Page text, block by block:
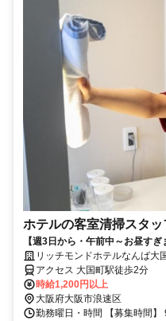
ホテルの客室清掃スタッ
【週3日から・午前中～お昼す
ツコツ作業が得意」歓迎！
リッチモンドホテルなんば大
アクセス 大国町駅徒歩2分
時給1,200円以上
大阪府大阪市浪速区
勤務曜日・時間 【募集時間